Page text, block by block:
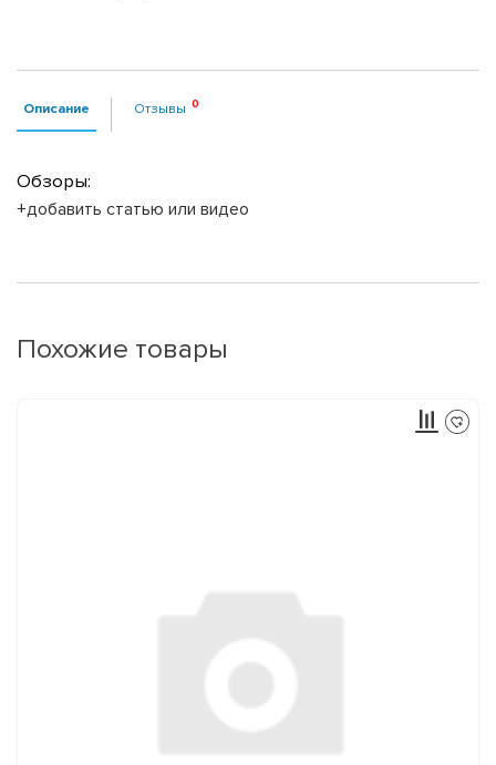
Описание Отзывы
Обзоры:
+добавить статью или видео
Похожие товары